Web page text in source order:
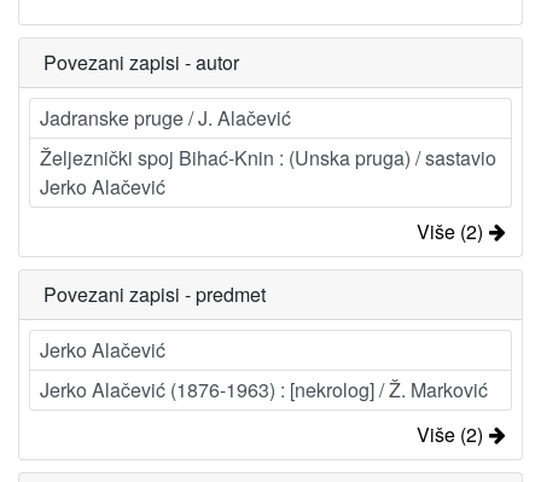
Povezani zapisi - autor
Jadranske pruge / J. Alačević
Željeznički spoj Bihać-Knin : (Unska pruga) / sastavio
Jerko Alačević
Više (2)
Povezani zapisi - predmet
Jerko Alačević
Jerko Alačević (1876-1963) : [nekrolog] / Ž. Marković
Više (2)